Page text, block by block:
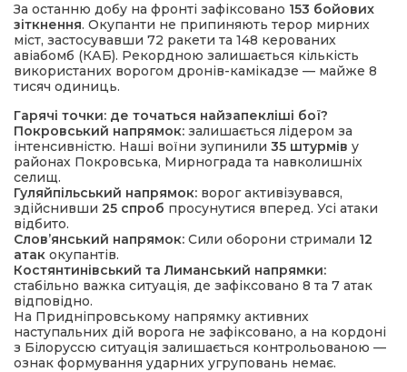
За останню добу на фронті зафіксовано 153 бойових
зіткнення. Окупанти не припиняють терор мирних
міст, застосувавши 72 ракети та 148 керованих
авіабомб (КАБ). Рекордною залишається кількість
використаних ворогом дронів-камікадзе — майже 8
тисяч одиниць.
Гарячі точки: де точаться найзапекліші бої?
Покровський напрямок: залишається лідером за
інтенсивністю. Наші воїни зупинили 35 штурмів у
районах Покровська, Мирнограда та навколишніх
селищ.
Гуляйпільський напрямок: ворог активізувався,
здійснивши 25 спроб просунутися вперед. Усі атаки
відбито.
Слов’янський напрямок: Сили оборони стримали 12
атак окупантів.
Костянтинівський та Лиманський напрямки:
стабільно важка ситуація, де зафіксовано 8 та 7 атак
відповідно.
На Придніпровському напрямку активних
наступальних дій ворога не зафіксовано, а на кордоні
з Білоруссю ситуація залишається контрольованою —
ознак формування ударних угруповань немає.